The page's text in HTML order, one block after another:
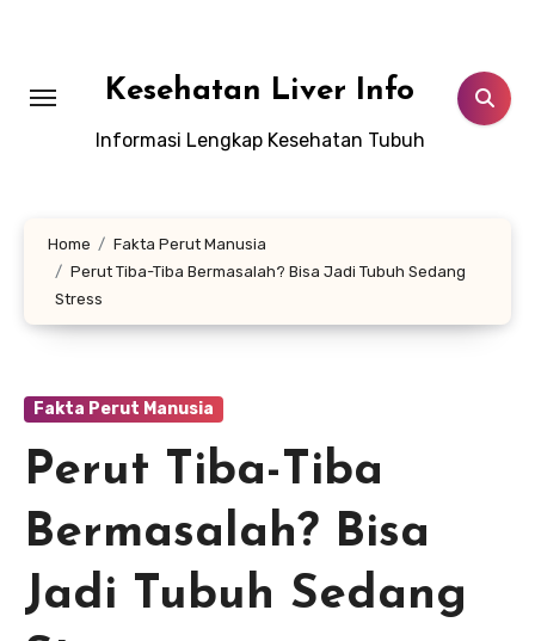
Kesehatan Liver Info
Informasi Lengkap Kesehatan Tubuh
Home
Fakta Perut Manusia
Perut Tiba-Tiba Bermasalah? Bisa Jadi Tubuh Sedang
Stress
Fakta Perut Manusia
Perut Tiba-Tiba
Bermasalah? Bisa
Jadi Tubuh Sedang